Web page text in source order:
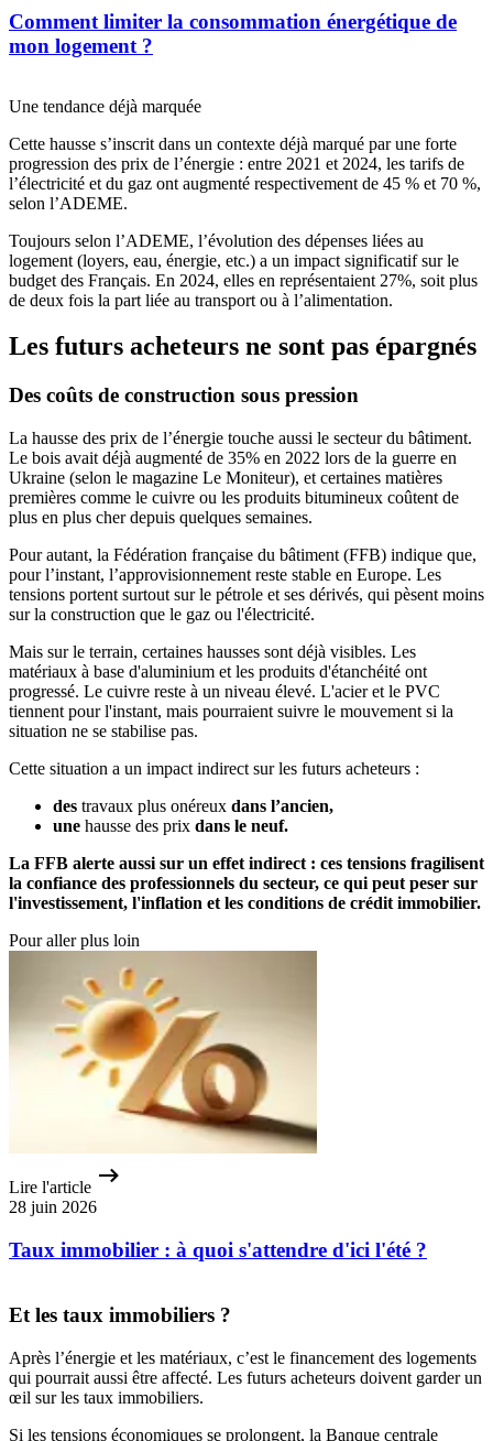
Comment limiter la consommation énergétique de
mon logement ?
Une tendance déjà marquée
Cette hausse s’inscrit dans un contexte déjà marqué par une forte
progression des prix de l’énergie : entre 2021 et 2024, les tarifs de
l’électricité et du gaz ont augmenté respectivement de 45 % et 70 %,
selon l’ADEME.
Toujours selon l’ADEME, l’évolution des dépenses liées au
logement (loyers, eau, énergie, etc.) a un impact significatif sur le
budget des Français. En 2024, elles en représentaient 27%, soit plus
de deux fois la part liée au transport ou à l’alimentation.
Les futurs acheteurs ne sont pas épargnés
Des coûts de construction sous pression
La hausse des prix de l’énergie touche aussi le secteur du bâtiment.
Le bois avait déjà augmenté de 35% en 2022 lors de la guerre en
Ukraine (selon le magazine Le Moniteur), et certaines matières
premières comme le cuivre ou les produits bitumineux coûtent de
plus en plus cher depuis quelques semaines.
Pour autant, la Fédération française du bâtiment (FFB) indique que,
pour l’instant, l’approvisionnement reste stable en Europe. Les
tensions portent surtout sur le pétrole et ses dérivés, qui pèsent moins
sur la construction que le gaz ou l'électricité.
Mais sur le terrain, certaines hausses sont déjà visibles. Les
matériaux à base d'aluminium et les produits d'étanchéité ont
progressé. Le cuivre reste à un niveau élevé. L'acier et le PVC
tiennent pour l'instant, mais pourraient suivre le mouvement si la
situation ne se stabilise pas.
Cette situation a un impact indirect sur les futurs acheteurs :
des travaux plus onéreux dans l’ancien,
une hausse des prix dans le neuf.
La FFB alerte aussi sur un effet indirect : ces tensions fragilisent
la confiance des professionnels du secteur, ce qui peut peser sur
l'investissement, l'inflation et les conditions de crédit immobilier.
Pour aller plus loin
Lire l'article
28 juin 2026
Taux immobilier : à quoi s'attendre d'ici l'été ?
Et les taux immobiliers ?
Après l’énergie et les matériaux, c’est le financement des logements
qui pourrait aussi être affecté. Les futurs acheteurs doivent garder un
œil sur les taux immobiliers.
Si les tensions économiques se prolongent, la Banque centrale